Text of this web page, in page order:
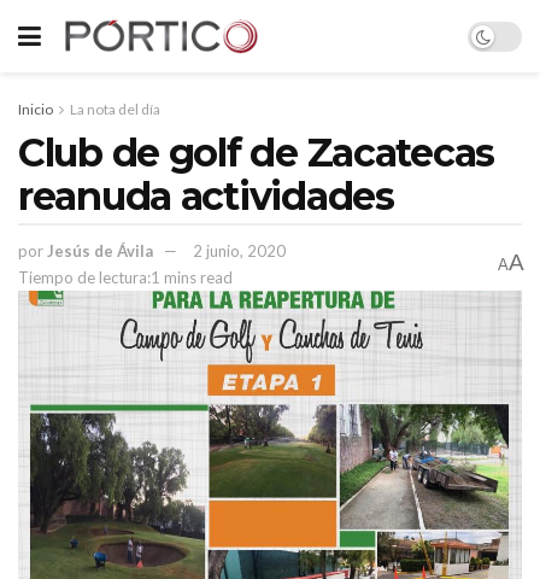
Inicio La nota del día
Club de golf de Zacatecas
reanuda actividades
por Jesús de Ávila
2 junio, 2020
Tiempo de lectura:1 mins read
AA